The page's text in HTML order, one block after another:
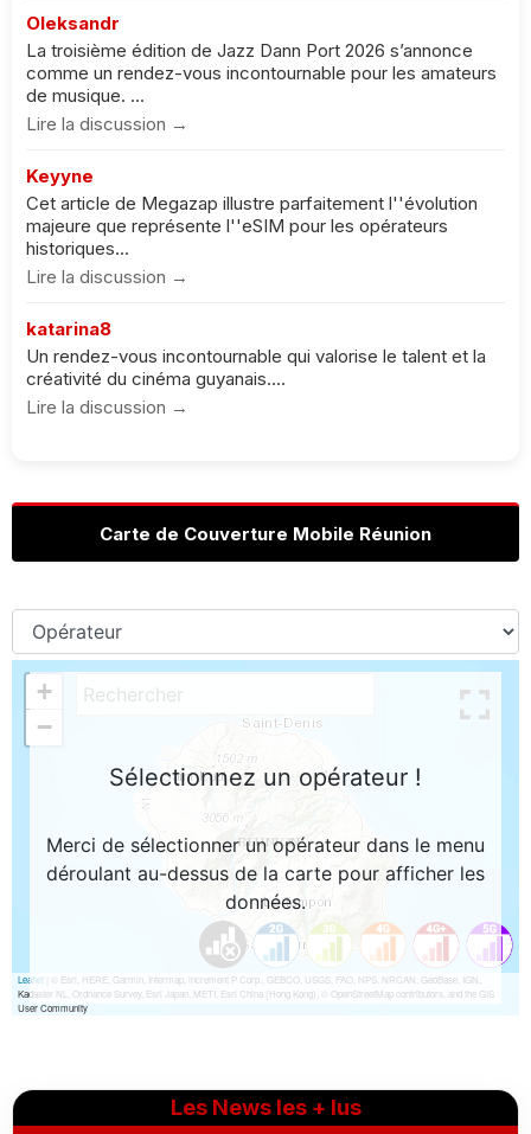
Oleksandr
La troisième édition de Jazz Dann Port 2026 s’annonce
comme un rendez-vous incontournable pour les amateurs
de musique. ...
Lire la discussion →
Keyyne
Cet article de Megazap illustre parfaitement l''évolution
majeure que représente l''eSIM pour les opérateurs
historiques...
Lire la discussion →
katarina8
Un rendez-vous incontournable qui valorise le talent et la
créativité du cinéma guyanais....
Lire la discussion →
Carte de Couverture Mobile Réunion
Les News les + lus